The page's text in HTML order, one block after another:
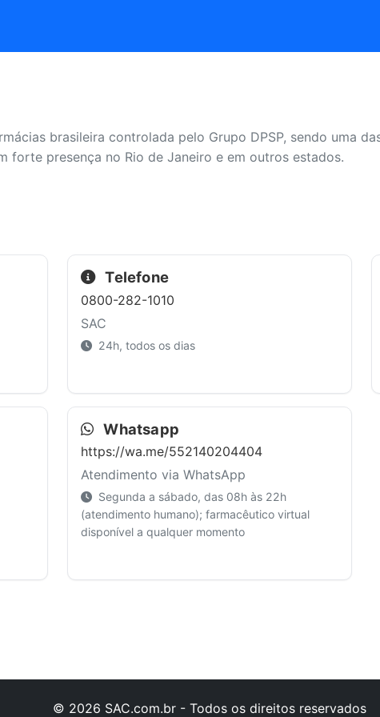
brasileira controlada pelo Grupo DPSP, sendo uma
forte presença no Rio de Janeiro e em outros estados.
Telefone
0800-282-1010
SAC
24h, todos os dias
Whatsapp
https://wa.me/552140204404
Atendimento via WhatsApp
Segunda a sábado, das 08h às 22h
(atendimento humano); farmacêutico virtual
disponível a qualquer momento
© 2026 SAC.com.br - Todos os direitos reservados